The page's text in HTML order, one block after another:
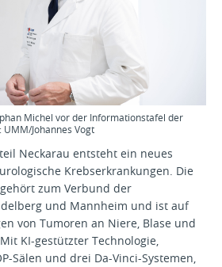
Michel vor der Informationstafel der
UMM/Johannes Vogt
Neckarau entsteht ein neues
Krebserkrankungen. Die
gehört zum Verbund der
und Mannheim und ist auf
von Tumoren an Niere, Blase und
KI-gestützter Technologie,
Sälen und drei Da-Vinci-Systemen,